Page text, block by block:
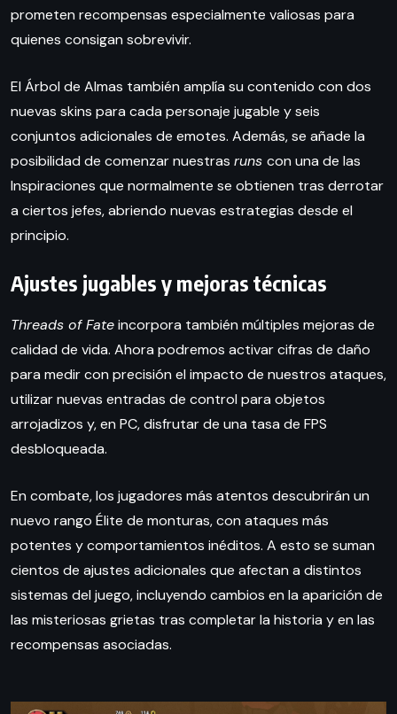
prometen recompensas especialmente valiosas para
quienes consigan sobrevivir.
El Árbol de Almas también amplía su contenido con dos
nuevas skins para cada personaje jugable y seis
conjuntos adicionales de emotes. Además, se añade la
posibilidad de comenzar nuestras runs con una de las
Inspiraciones que normalmente se obtienen tras derrotar
a ciertos jefes, abriendo nuevas estrategias desde el
principio.
Ajustes jugables y mejoras técnicas
Threads of Fateincorpora también múltiples mejoras de
calidad de vida. Ahora podremos activar cifras de daño
para medir con precisión el impacto de nuestros ataques,
utilizar nuevas entradas de control para objetos
arrojadizos y, en PC, disfrutar de una tasa de FPS
desbloqueada.
En combate, los jugadores más atentos descubrirán un
nuevo rango Élite de monturas, con ataques más
potentes y comportamientos inéditos. A esto se suman
cientos de ajustes adicionales que afectan a distintos
sistemas del juego, incluyendo cambios en la aparición de
las misteriosas grietas tras completar la historia y en las
recompensas asociadas.